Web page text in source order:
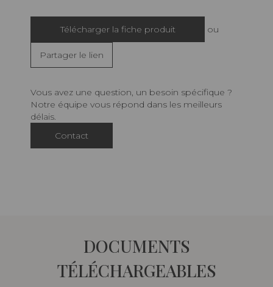
Télécharger la fiche produit ou
Partager le lien
Vous avez une question, un besoin spécifique ?
Notre équipe vous répond dans les meilleurs
délais.
Contact
DOCUMENTS
TÉLÉCHARGEABLES